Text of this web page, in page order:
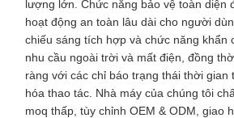
lượng lớn. Chức năng bảo vệ toàn diện
hoạt động an toàn lâu dài cho người
chiếu sáng tích hợp và chức năng khẩn
nhu cầu ngoài trời và mất điện, đồng
ràng với các chỉ báo trạng thái thời gian
hóa thao tác. Nhà máy của chúng tôi
moq thấp, tùy chỉnh OEM & ODM, giao